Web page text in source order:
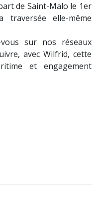
de Saint-Malo le 1er
elle-même
sur nos réseaux
avec Wilfrid, cette
et engagement